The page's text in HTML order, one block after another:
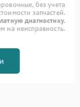
без учета
запчастей.
диагностику.
на неисправность.